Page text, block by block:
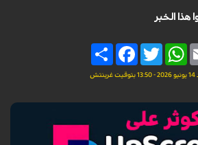
هذا الخبر
Share
FacebookTwitter
WhatsApp